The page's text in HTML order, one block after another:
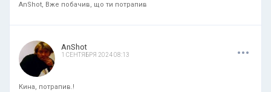
AnShot, Вже побачив, що ти потрапив
AnShot
1 СЕНТЯБРЯ 2024 08:13 ...
Кина, потрапив.!